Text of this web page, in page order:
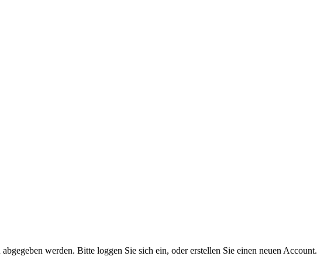
werden. Bitte loggen Sie sich ein, oder erstellen Sie einen neuen Account.